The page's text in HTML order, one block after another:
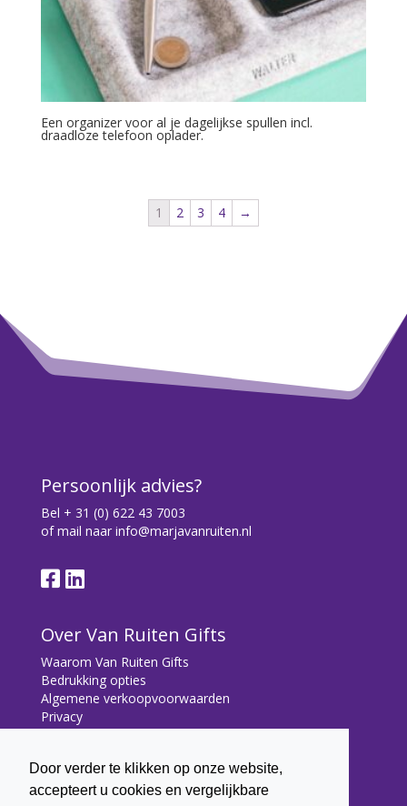
Door verder te klikken op onze website,
accepteert u cookies en vergelijkbare
Een organizer voor al je dagelijkse spullen incl.
draadloze telefoon oplader.
1 2 3 4 →
Persoonlijk advies?
Bel + 31 (0) 622 43 7003
of mail naar info@marjavanruiten.nl
Over Van Ruiten Gifts
Waarom Van Ruiten Gifts
Bedrukking opties
Algemene verkoopvoorwaarden
Privacy
Contact